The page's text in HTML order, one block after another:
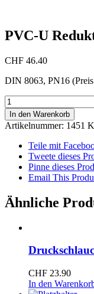
PVC-U
CHF 46.40
DIN 8063, PN16
PVC-
U
Reduktion
160X110mm
Menge
In den Warenkorb
Artikelnummer: 1451
Teile mit
Tweete dieses
Pinne dieses
Email This
Ähnliche
CHF 23.90
In den